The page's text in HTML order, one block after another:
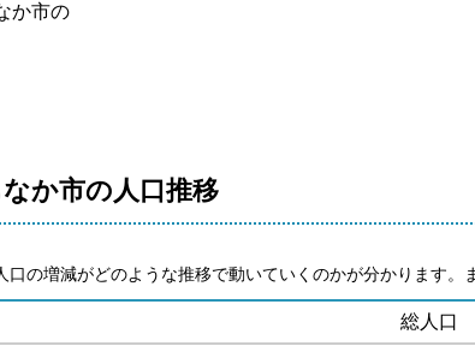
か市の
か市の人口推移
口の増減がどのような推移で動いていくのかが分かります。
総人口